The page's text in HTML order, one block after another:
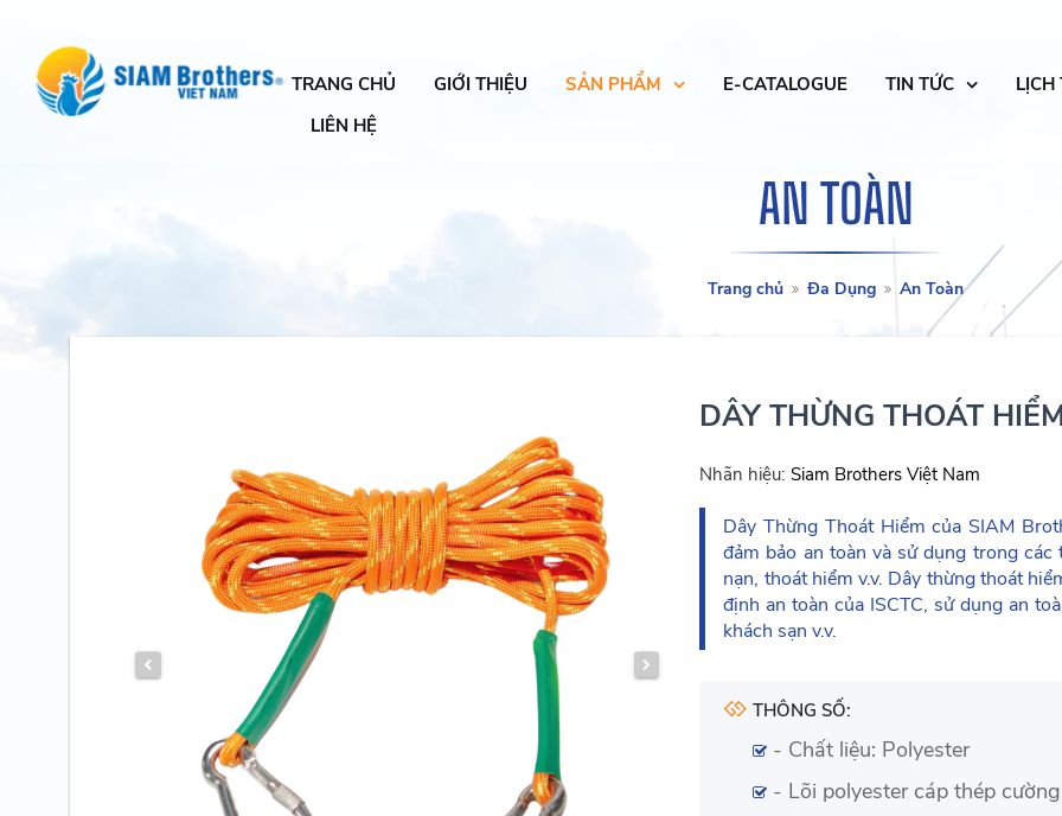
TRANG CHỦ GIỚI THIỆU SẢN PHẨM E-CATALOGUE TIN TỨC
LỊCH
LIÊN HỆ
AN TOÀN
Trang chủ Đa Dụng An Toàn
DÂY THỪNG THOÁT
Nhãn hiệu: Siam Brothers Việt Nam
Dây Thừng Thoát Hiểm của SIAM
đảm bảo an toàn và sử dụng trong
nạn, thoát hiểm v.v. Dây thừng thoát
định an toàn của ISCTC, sử dụng an
khách sạn v.v.
THÔNG SỐ:
- Chất liệu: Polyester
- Lõi polyester cáp thép